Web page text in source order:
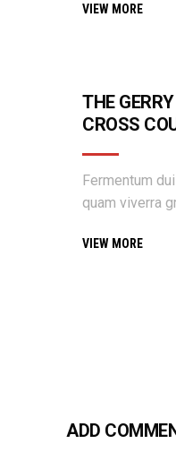
VIEW MORE
THE
CROSS
Fermentum
quam viverra
VIEW MORE
ADD